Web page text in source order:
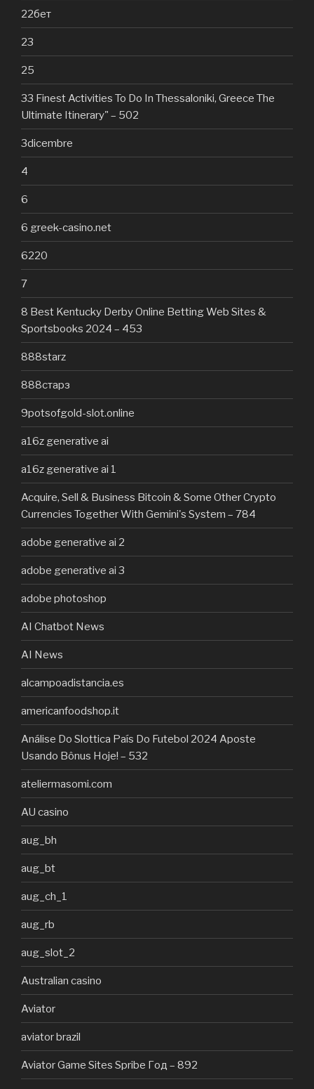
22бет
23
25
33 Finest Activities To Do In Thessaloniki, Greece The
Ultimate Itinerary" – 502
3dicembre
4
6
6 greek-casino.net
6220
7
8 Best Kentucky Derby Online Betting Web Sites &
Sportsbooks 2024 – 453
888starz
888старз
9potsofgold-slot.online
a16z generative ai
a16z generative ai 1
Acquire, Sell & Business Bitcoin & Some Other Crypto
Currencies Together With Gemini's System – 784
adobe generative ai 2
adobe generative ai 3
adobe photoshop
AI Chatbot News
AI News
alcampoadistancia.es
americanfoodshop.it
Análise Do Slottica País Do Futebol 2024 Aposte
Usando Bônus Hoje! – 532
ateliermasomi.com
AU casino
aug_bh
aug_bt
aug_ch_1
aug_rb
aug_slot_2
Australian casino
Aviator
aviator brazil
Aviator Game Sites Spribe Год – 892